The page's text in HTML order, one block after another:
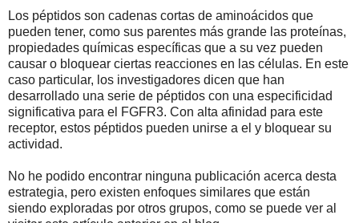
Los péptidos son cadenas cortas de aminoácidos que
pueden tener, como sus parentes más grande las proteínas,
propiedades químicas específicas que a su vez pueden
causar o bloquear ciertas reacciones en las células. En este
caso particular, los investigadores dicen que han
desarrollado una serie de péptidos con una especificidad
significativa para el FGFR3. Con alta afinidad para este
receptor, estos péptidos pueden unirse a el y bloquear su
actividad.
No he podido encontrar ninguna publicación acerca desta
estrategia, pero existen enfoques similares que están
siendo exploradas por otros grupos, como se puede ver al